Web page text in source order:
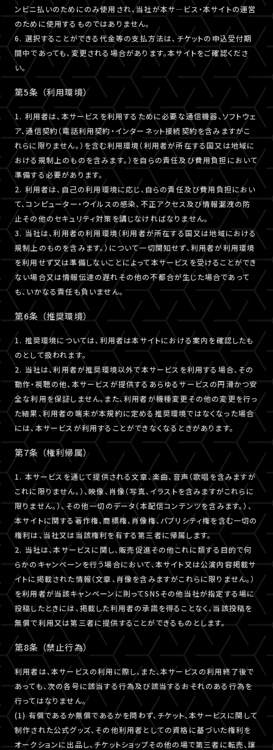
ンビニ払いのためにのみ使用され、当社が本サ―ビス・本サイトの運営
のために使用するものではありません。
6. 選択することができる代金等の支払方法は、チケットの申込受付期
間中であっても、変更される場合があります。本サイトをご確認くださ
い。
第5条 （利用環境）
1. 利用者は、本サービスを利用するために必要な通信機器、ソフトウェ
ア、通信契約（電話利用契約・インターネット接続契約を含みますがこ
れらに限りません。）を含む利用環境（利用者が所在する国又は地域に
おける規制上のものを含みます。）を自らの責任及び費用負担において
準備する必要があります。
2. 利用者は、自己の利用環境に応じ、自らの責任及び費用負担におい
て、コンピューター・ウイルスの感染、不正アクセス及び情報漏洩の防
止その他のセキュリティ対策を講じなければなりません。
3. 当社は、利用者の利用環境（利用者が所在する国又は地域における
規制上のものを含みます。）について一切関知せず、利用者が利用環境
を利用せず又は準備しないことによって本サービスを受けることができ
ない場合又は情報伝達の遅れその他の不都合が生じた場合であって
も、いかなる責任も負いません。
第6条 （推奨環境）
1. 推奨環境については、利用者は本サイトにおける案内を確認したも
のとして扱われます。
2. 当社は、利用者が推奨環境以外で本サービスを利用する場合、その
動作・視聴の他、本サービスが提供するあらゆるサービスの円滑かつ安
全な利用を保証しません。また、利用者が機種変更その他の変更を行っ
た結果、利用者の端末が本規約に定める推奨環境ではなくなった場合
には、本サービスが利用することができなくなるときがあります。
第7条 （権利帰属）
1. 本サービスを通じて提供される文章、楽曲、音声（歌唱を含みますが
これに限りません。）、映像、肖像（写真、イラストを含みますがこれらに
限りません。）、その他一切のデータ（本配信コンテンツを含みます。）、
本サイトに関する著作権、商標権、肖像権、パブリシティ権を含む一切の
権利は、当社又は当該権利を有する第三者に帰属します。
2. 当社は、本サービスに関し、販売促進その他これに類する目的で何
らかのキャンペーンを行う場合において、本サイト又は公演内容掲載サ
イトに掲載された情報（文章、肖像を含みますがこれらに限りません。）
を利用者が当該キャンペーンに則ってSNSその他当社が指定する場に
投稿したときには、掲載した利用者の承諾を得ることなく、当該投稿を
無償で利用又は第三者に提供することができるものとします。
第8条 （禁止行為）
利用者は、本サービスの利用に際し、また、本サービスの利用終了後で
あっても、次の各号に該当する行為及び該当するおそれのある行為を
行ってはなりません。
(1) 有償であるか無償であるかを問わず、チケット、本サービスに関して
制作された公式グッズ、その他利用者としての資格に基づいた権利を
オークションに出品し、チケットショップその他の場で第三者に転売、譲